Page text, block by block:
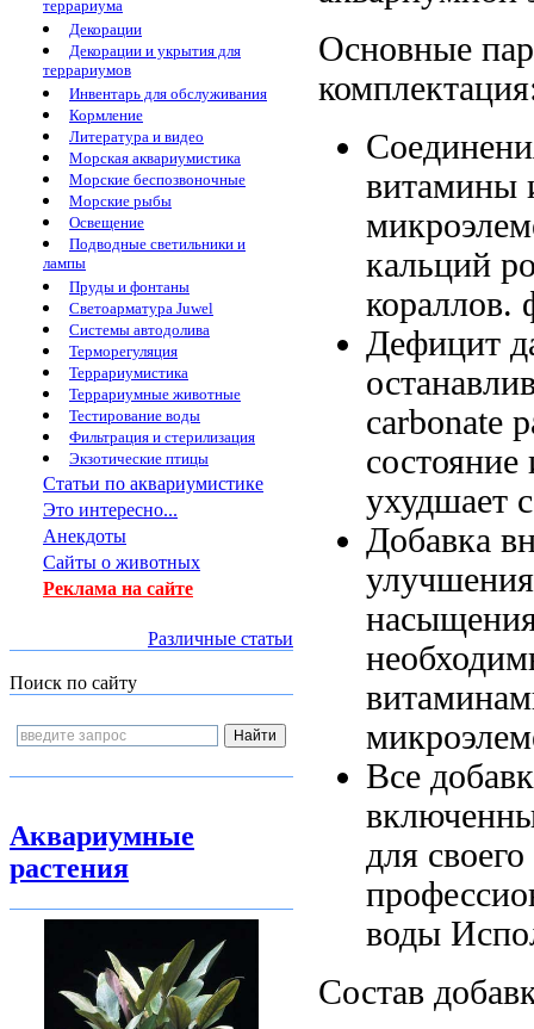
террариума
Декорации
Декорации и укрытия для
террариумов
Инвентарь для обслуживания
Кормление
Литература и видео
Морская аквариумистика
Морские беспозвоночные
Морские рыбы
Освещение
Подводные светильники и
лампы
Пруды и фонтаны
Светоарматура Juwel
Системы автодолива
Терморегуляция
Террариумистика
Террариумные животные
Тестирование воды
Фильтрация и стерилизация
Экзотические птицы
Статьи по аквариумистике
Это интересно...
Анекдоты
Сайты о животных
Реклама на сайте
Различные статьи
Поиск по сайту
Аквариумные
растения
Основные
витамины
кальций
кораллов.
Дефицит
carbonate
ухудшает
Добавка
Все
для
воды
Состав